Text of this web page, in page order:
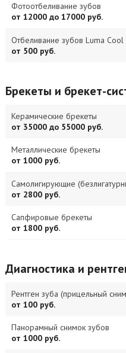
Фотоотбеливание зубов
от 12000 до 17000 руб.
Отбеливание зубов Luma Cool
от 500 руб.
Брекеты и брекет-
Керамические брекеты
от 35000 до 55000 руб.
Металлические брекеты
от 1000 руб.
Самолигирующие
от 2800 руб.
Сапфировые брекеты
от 1800 руб.
Диагностика и
Рентген зуба (прицельный
от 100 руб.
Панорамный снимок зубов
от 1000 руб.